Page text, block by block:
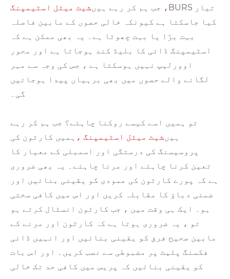
جب ہم کر رہے ہیں شیٹ میٹل اسٹیمپنگ ، BURS تیار
کیا جاسکتا ہے کیونکہ خالی حصوں کے مابین فاصلہ
بہت بڑا یا بہت چھوٹا ہے۔ یہ بھی ممکن ہے کہ
اسٹیمپنگ ڈائی کا بلیڈ کند ہوجاتا ہے اور محور
اوورلیپ نہیں ہوسکتا ہے ، جس کی وجہ سے مہر
لگانے والے حصوں میں بھی برہیاں پیدا ہوجائیں
گی۔
تو ہمیں اسے کیسے روکنا چاہئے؟ جب ہم کر رہے
ہیںشیٹ میٹل اسٹیمپنگ ، ہمیں کارٹون کی
پروسیسنگ کی درستگی اور اسمبلی کے معیار کا
تعین کرنا چاہئے اور مرنا چاہئے۔ یہ بھی ضروری
ہے کہ پورے کارٹون کی عمودی کو یقینی بنائیں اور
ضمنی دباؤ کا مقابلہ کریں اور اس میں کافی سختی
ہو۔ ایک ہی وقت میں ، جب کارٹون انسٹال کرتے ہو
تو ، یہ ضروری ہوتا ہے کہ کارٹون اور مرنے کے
مابین صحیح فرق کو یقینی بنائیں اور انہیں ڈائی
فکسنگ پلیٹ پر مضبوطی سے نصب کریں۔ اور اس بات
کو یقینی بنائیں کہ پریس میں کافی حد تک خالی